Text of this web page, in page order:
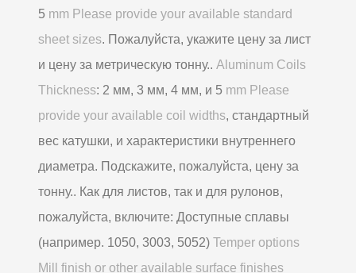
5 mm Please provide your available standard
sheet sizes. Пожалуйста, укажите цену за лист
и цену за метрическую тонну.. Aluminum Coils
Thickness: 2 мм, 3 мм, 4 мм, и 5 mm Please
provide your available coil widths, стандартный
вес катушки, и характеристики внутреннего
диаметра. Подскажите, пожалуйста, цену за
тонну.. Как для листов, так и для рулонов,
пожалуйста, включите: Доступные сплавы
(например. 1050, 3003, 5052) Temper options
Mill finish or other available surface finishes